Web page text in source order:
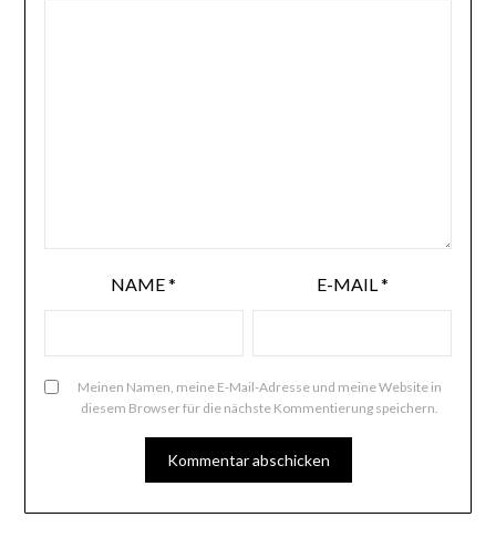
NAME* E-MAIL*
Meinen Namen, meine E-Mail-Adresse und meine Website in
diesem Browser für die nächste Kommentierung speichern.